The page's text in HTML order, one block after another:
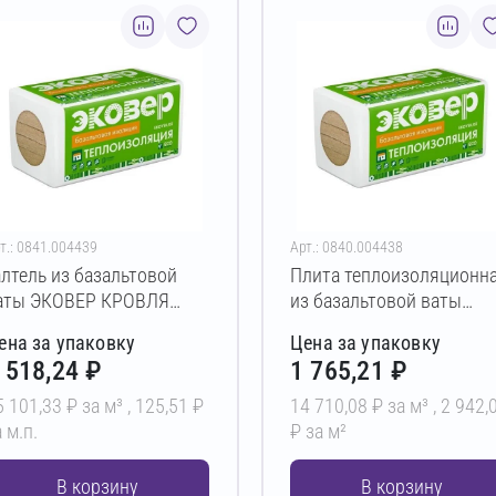
0841.004439
из базальтовой
ЭКОВЕР КРОВЛЯ
мм
за упаковку
₽
101,33 ₽ за м³ , 125,51 ₽
м.п.
В корзину
Арт.: 0840.004438
Плита
из базальтовой ваты
200х600х1000 мм
Цена за упаковку
1 765,21 ₽
14 710,08 ₽ за м³ , 2
₽ за м²
В корзину